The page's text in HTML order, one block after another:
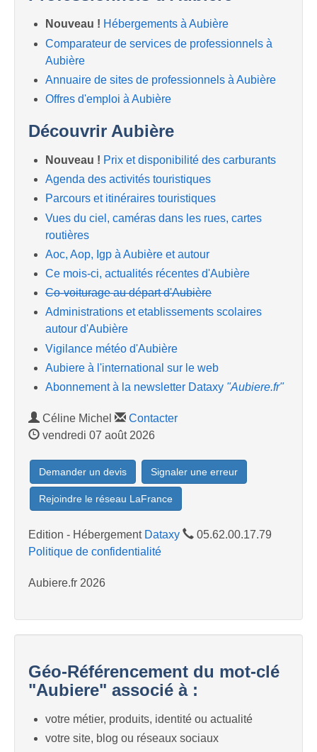
Nouveau ! Hébergements à Aubière
Comparateur de services de professionnels à
Aubière
Annuaire de sites de professionnels à Aubière
Offres d'emploi à Aubière
Découvrir Aubière
Nouveau ! Prix et disponibilité des carburants
Agenda des activités touristiques
Parcours et itinéraires touristiques
Vues du ciel, caméras dans les rues, cartes
routières
Aoc, Aop, Igp à Aubière et autour
Ce mois-ci, actualités récentes d'Aubière
Co-voiturage au départ d'Aubière
Administrations et etablissements scolaires
autour d'Aubière
Vigilance météo d'Aubière
Aubiere à l'international sur le web
Abonnement à la newsletter Dataxy "Aubiere.fr"
Céline Michel
Contacter
vendredi 07 août 2026
Demander un devis Signaler une erreur
Rejoindre le réseau LaFrance
Edition - Hébergement Dataxy
05.62.00.17.79
Politique de confidentialité
Aubiere.fr 2026
Géo-Référencement du mot-clé
"Aubiere" associé à :
votre métier, produits, identité ou actualité
votre site, blog ou réseaux sociaux